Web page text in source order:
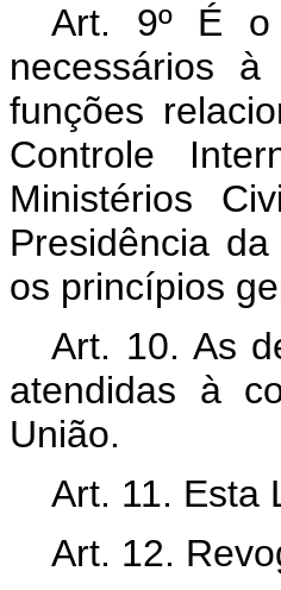
Art. 9º É o
necessários
funções
Controle
Ministérios
Presidência
os princípios
Art. 10. As
atendidas à
União.
Art. 11. Esta
Art. 12.